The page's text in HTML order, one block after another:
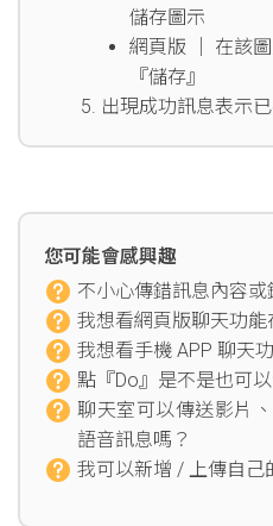
儲存圖示
網頁版 │ 在該
『儲存』
出現成功訊息表示
您可能會感興趣
不小心傳錯訊息內容
我想看網頁版聊天功能
我想看手機 APP 聊天
點『Do』是不是也可
聊天室可以傳送影片
語音訊息嗎？
我可以新增 / 上傳自己